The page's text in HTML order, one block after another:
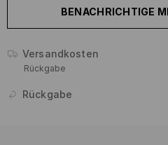
BENACHRICHTIGE
Versandkosten
Rückgabe
Rückgabe